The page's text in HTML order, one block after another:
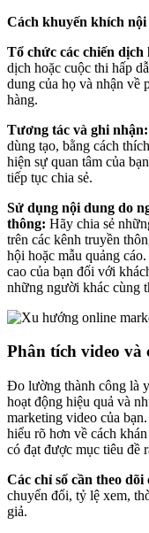
Cách khuyến khích
Tổ chức các chiến dịch
dịch hoặc cuộc thi hấp
dung của họ và nhận về
hàng.
Tương tác và ghi nhận:
dùng tạo, bằng cách
hiện sự quan tâm của
tiếp tục chia sẻ.
Sử dụng nội dung do
thông: Hãy chia sẻ
trên các kênh truyền
hội hoặc mẫu quảng
cao của bạn đối với
những người khác cùng
Phân tích video và
Đo lường thành công là
hoạt động hiệu quả và
marketing video của
hiểu rõ hơn về cách
có đạt được mục tiêu đề
Các chỉ số cần theo
chuyển đổi, tỷ lệ xem,
giả.